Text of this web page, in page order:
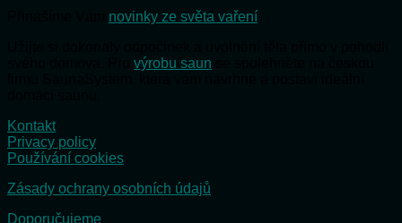
novinky ze světa vaření
výrobu saun
Kontakt
Privacy policy
Používání cookies
Zásady ochrany osobních údajů
Doporučujeme